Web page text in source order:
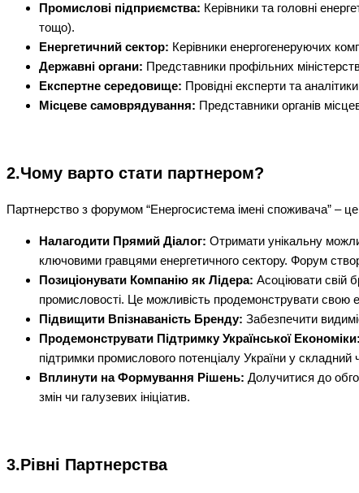
Промислові підприємства: Керівники та головні
тощо).
Енергетичний сектор: Керівники енергогенеруючих
Державні органи: Представники профільних
Експертне середовище: Провідні експерти та
Місцеве самоврядування: Представники органів
2.Чому варто стати партнером?
Партнерство з форумом “Енергосистема імені споживача” –
Налагодити Прямий Діалог: Отримати унікальну
ключовими гравцями енергетичного сектору. Форум
Позиціонувати Компанію як Лідера: Асоціювати свій
промисловості. Це можливість продемонструвати свою
Підвищити Впізнаваність Бренду: Забезпечити
Продемонструвати Підтримку Української Економіки:
підтримки промислового потенціалу України у складний
Вплинути на Формування Рішень: Долучитися до
змін чи галузевих ініціатив.
3.Рівні Партнерства